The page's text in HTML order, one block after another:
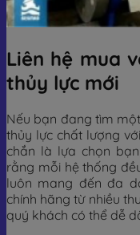
Liên hệ mua
thủy lực mới
Nếu bạn đang tìm
thủy lực chất lượng
chắn là lựa chọn
rằng mỗi hệ thống
luôn mang đến đa
chính hãng từ nhiều
quý khách có thể dễ